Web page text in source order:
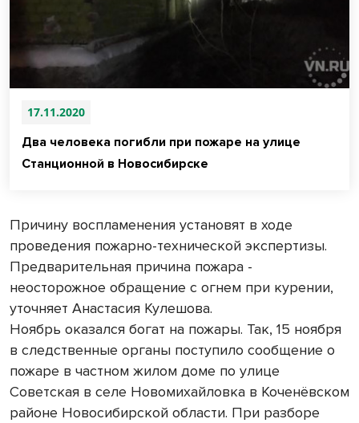
17.11.2020
Два человека погибли при пожаре на улице
Станционной в Новосибирске
Причину воспламенения установят в ходе
проведения пожарно-технической экспертизы.
Предварительная причина пожара -
неосторожное обращение с огнем при курении,
уточняет Анастасия Кулешова.
Ноябрь оказался богат на пожары. Так, 15 ноября
в следственные органы поступило сообщение о
пожаре в частном жилом доме по улице
Советская в селе Новомихайловка в Коченёвском
районе Новосибирской области. При разборе